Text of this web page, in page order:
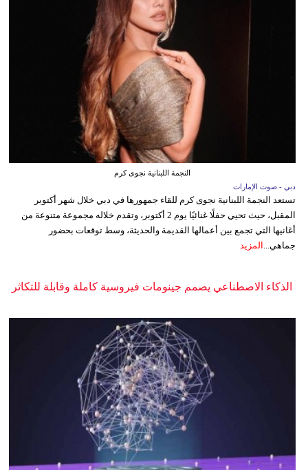
النجمة اللبنانية نجوى كرم
دبي - صوت الإمارات
تستعد النجمة اللبنانية نجوى كرم للقاء جمهورها في دبي خلال شهر أكتوبر
المقبل، حيث تحيي حفلًا غنائيًا يوم 2 أكتوبر، وتقدم خلاله مجموعة متنوعة من
أغانيها التي تجمع بين أعمالها القديمة والحديثة، وسط توقعات بحضور
جماهي... المزيد
الذكاء الاصطناعي يصمم جينومات فيروسية كاملة وقابلة للتكاثر